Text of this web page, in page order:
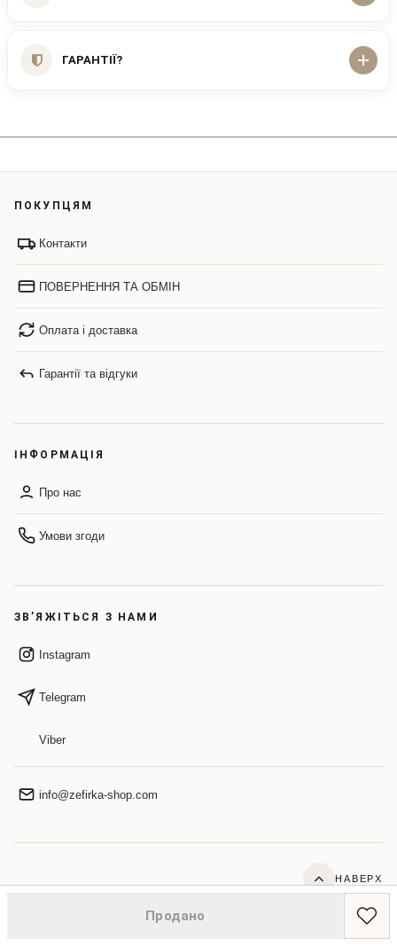
Продано
ГАРАНТІЇ?
ПОКУПЦЯМ
Контакти
ПОВЕРНЕННЯ ТА ОБМІН
Оплата і доставка
Гарантії та відгуки
ІНФОРМАЦІЯ
Про нас
Умови згоди
ЗВ’ЯЖІТЬСЯ З НАМИ
Instagram
Telegram
Viber
info@zefirka-shop.com
НАВЕРХ